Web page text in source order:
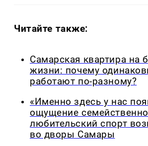
Читайте также:
Самарская квартира на
жизни: почему
работают по-разному?
«Именно здесь у нас
ощущение
любительский спорт
во дворы Самары